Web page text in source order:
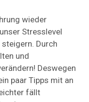
wieder
Stresslevel
Durch
und
Deswegen
paar Tipps mit an
fällt